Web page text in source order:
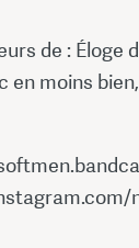
de : Éloge
en moins